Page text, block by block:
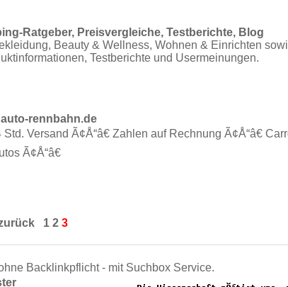
Ratgeber, Preisvergleiche, Testberichte, Blog
Beauty & Wellness, Wohnen & Einrichten
Testberichte und Usermeinungen.
rennbahn.de
Versand Ã¢Å“â€ Zahlen auf Rechnung Ã¢Å“â€
Ã¢Å“â€
1 2 3
Backlinkpflicht - mit Suchbox Service.